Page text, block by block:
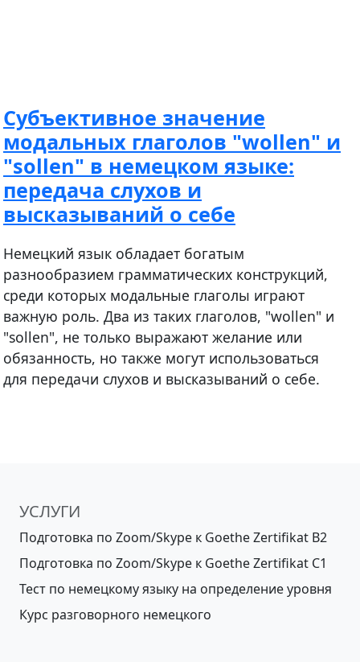
Субъективное значение
модальных глаголов "wollen" и
"sollen" в немецком языке:
передача слухов и
высказываний о себе
Немецкий язык обладает богатым
разнообразием грамматических конструкций,
среди которых модальные глаголы играют
важную роль. Два из таких глаголов, "wollen" и
"sollen", не только выражают желание или
обязанность, но также могут использоваться
для передачи слухов и высказываний о себе.
УСЛУГИ
Подготовка по Zoom/Skype к Goethe Zertifikat B2
Подготовка по Zoom/Skype к Goethe Zertifikat С1
Тест по немецкому языку на определение уровня
Курс разговорного немецкого